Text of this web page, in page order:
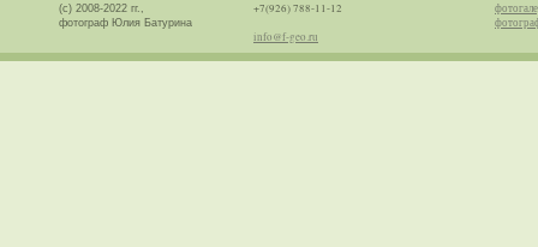
(с) 2008-2022 гг.,
фотограф Юлия Батурина
+7(926) 788-11-12
info@f-geo.ru